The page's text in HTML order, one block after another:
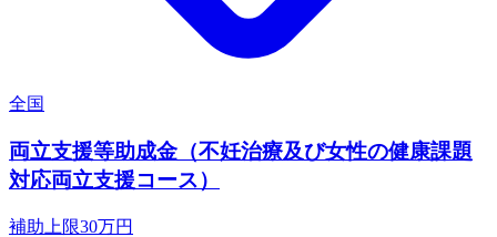
全国
両立支援等助成金（不妊治療及び女性の健康課題
対応両立支援コース）
補助上限30万円